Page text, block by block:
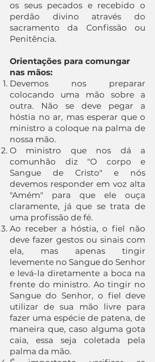
os seus pecados e recebido o
perdão divino através do
sacramento da Confissão ou
Penitência.
Orientações para comungar
nas mãos:
Devemos nos preparar
colocando uma mão sobre a
outra. Não se deve pegar a
hóstia no ar, mas esperar que o
ministro a coloque na palma de
nossa mão.
O ministro que nos dá a
comunhão diz "O corpo e
Sangue de Cristo" e nós
devemos responder em voz alta
"Amém" para que ele ouça
claramente, já que se trata de
uma profissão de fé.
Ao receber a hóstia, o fiel não
deve fazer gestos ou sinais com
ela, mas apenas tingir
levemente no Sangue do Senhor
e levá-la diretamente a boca na
frente do ministro. Ao tingir no
Sangue do Senhor, o fiel deve
utilizar de sua mão livre para
fazer uma espécie de patena, de
maneira que, caso alguma gota
caia, essa seja coletada pela
palma da mão.